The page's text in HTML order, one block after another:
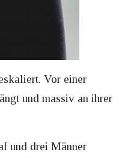
Vor einer
und massiv an ihrer
und drei Männer